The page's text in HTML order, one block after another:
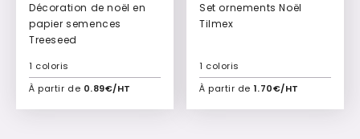
Décoration de noël en
papier semences
Treeseed
À partir de 0.89€/HT
1 coloris
Ajouter à mon devis
Set ornements Noël
Tilmex
À partir de 1.70€/HT
1 coloris
Ajouter à mon devis